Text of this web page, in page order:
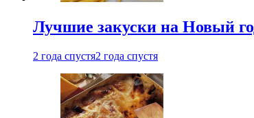
Лучшие закуски на Новый
2 года спустя2 года спустя